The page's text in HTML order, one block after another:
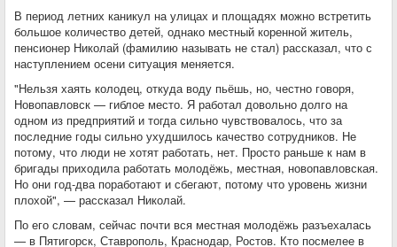
В период летних каникул на улицах и площадях можно встретить
большое количество детей, однако местный коренной житель,
пенсионер Николай (фамилию называть не стал) рассказал, что с
наступлением осени ситуация меняется.
"Нельзя хаять колодец, откуда воду пьёшь, но, честно говоря,
Новопавловск — гиблое место. Я работал довольно долго на
одном из предприятий и тогда сильно чувствовалось, что за
последние годы сильно ухудшилось качество сотрудников. Не
потому, что люди не хотят работать, нет. Просто раньше к нам в
бригады приходила работать молодёжь, местная, новопавловская.
Но они год-два поработают и сбегают, потому что уровень жизни
плохой", — рассказал Николай.
По его словам, сейчас почти вся местная молодёжь разъехалась
— в Пятигорск, Ставрополь, Краснодар, Ростов. Кто посмелее в